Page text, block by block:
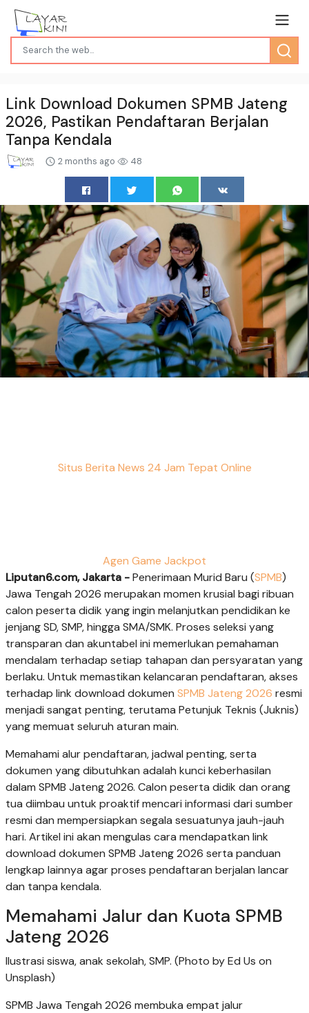
Link Download Dokumen SPMB Jateng
2026, Pastikan Pendaftaran Berjalan
Tanpa Kendala
2 months ago 48
Situs Berita News 24 Jam Tepat Online
Agen Game Jackpot
Liputan6.com, Jakarta -Penerimaan Murid Baru (SPMB)
Jawa Tengah 2026 merupakan momen krusial bagi ribuan
calon peserta didik yang ingin melanjutkan pendidikan ke
jenjang SD, SMP, hingga SMA/SMK. Proses seleksi yang
transparan dan akuntabel ini memerlukan pemahaman
mendalam terhadap setiap tahapan dan persyaratan yang
berlaku. Untuk memastikan kelancaran pendaftaran, akses
terhadap link download dokumen SPMB Jateng 2026 resmi
menjadi sangat penting, terutama Petunjuk Teknis (Juknis)
yang memuat seluruh aturan main.
Memahami alur pendaftaran, jadwal penting, serta
dokumen yang dibutuhkan adalah kunci keberhasilan
dalam SPMB Jateng 2026. Calon peserta didik dan orang
tua diimbau untuk proaktif mencari informasi dari sumber
resmi dan mempersiapkan segala sesuatunya jauh-jauh
hari. Artikel ini akan mengulas cara mendapatkan link
download dokumen SPMB Jateng 2026 serta panduan
lengkap lainnya agar proses pendaftaran berjalan lancar
dan tanpa kendala.
Memahami Jalur dan Kuota SPMB
Jateng 2026
Ilustrasi siswa, anak sekolah, SMP. (Photo by Ed Us on
Unsplash)
SPMB Jawa Tengah 2026 membuka empat jalur